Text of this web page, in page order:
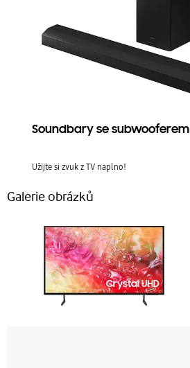
Soundbary se subwooferem
Užijte si zvuk z TV naplno!
Galerie obrázků